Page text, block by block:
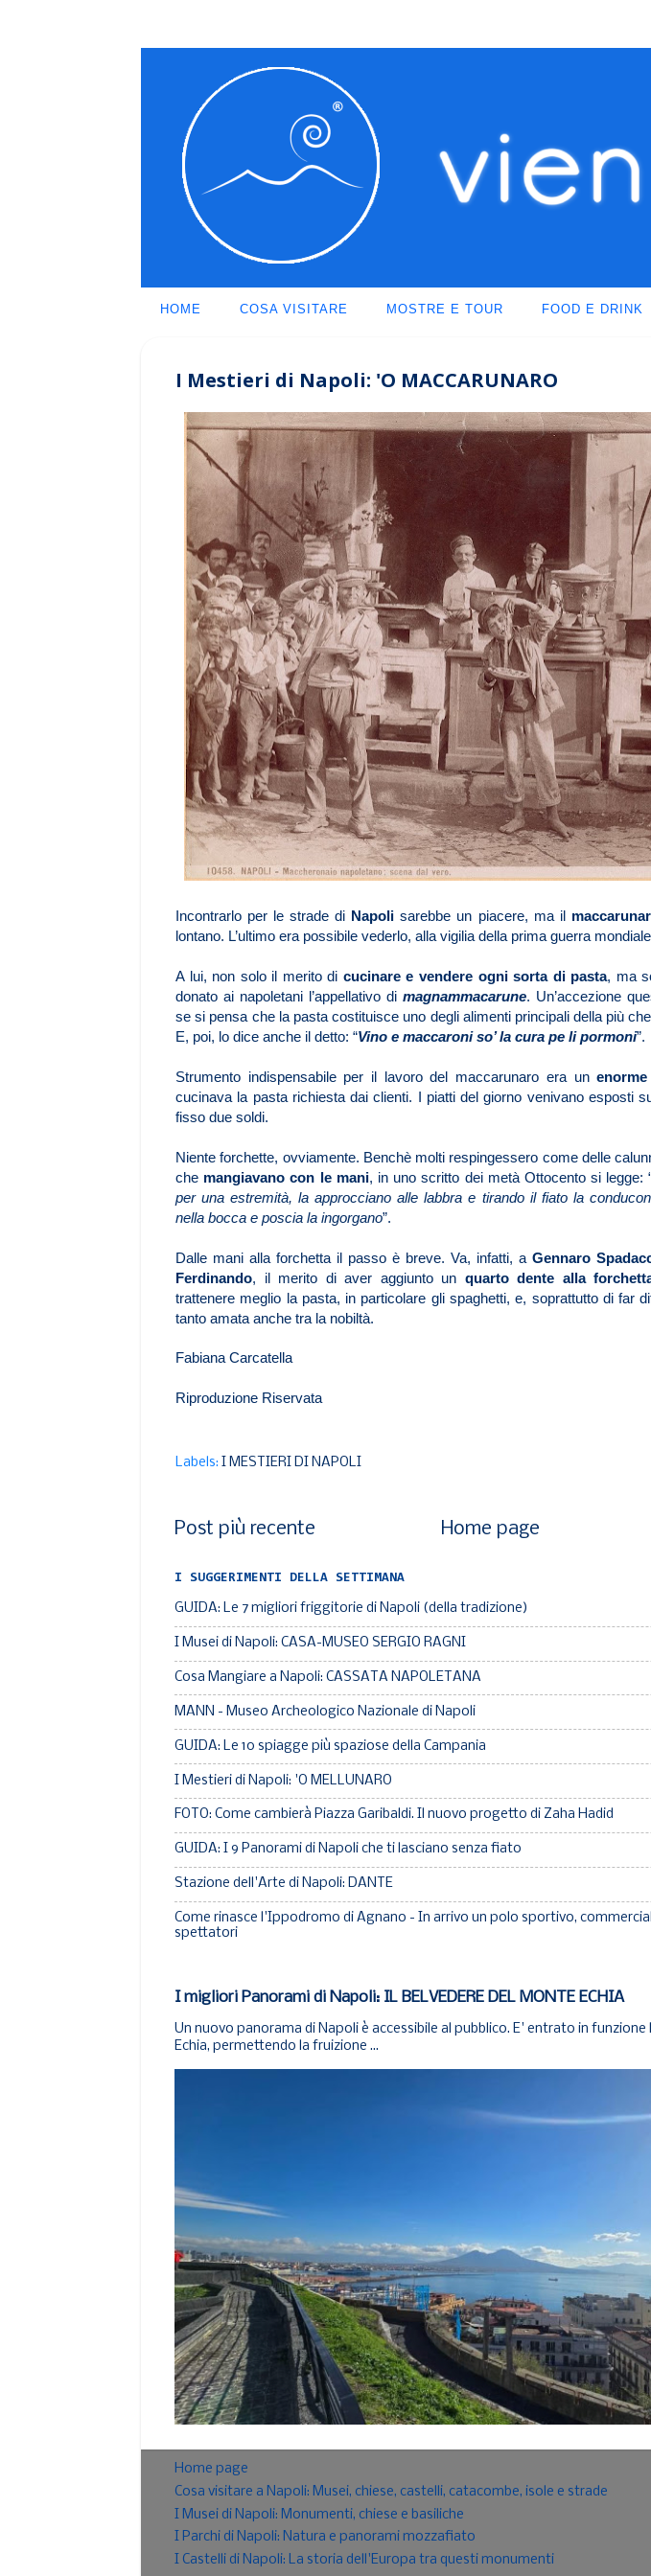
HOME COSA VISITARE MOSTRE E TOUR FOOD E DRINK
I Mestieri di Napoli: 'O MACCARUNARO
Incontrarlo per le strade di Napoli sarebbe un piacere, ma il
lontano. L’ultimo era possibile vederlo, alla vigilia della prima guerra
A lui, non solo il merito di cucinare e vendere ogni sorta di pasta, ma
donato ai napoletani l’appellativo di magnammacarune. Un’accezione
se si pensa che la pasta costituisce uno degli alimenti principali della più
E, poi, lo dice anche il detto: “Vino e maccaroni so’ la cura pe li pormoni”.
Strumento indispensabile per il lavoro del maccarunaro era un
cucinava la pasta richiesta dai clienti. I piatti del giorno venivano esposti
fisso due soldi.
Niente forchette, ovviamente. Benchè molti respingessero come delle
che mangiavano con le mani, in uno scritto dei metà Ottocento si legge:
per una estremità, la approcciano alle labbra e tirando il fiato la
nella bocca e poscia la ingorgano”.
Dalle mani alla forchetta il passo è breve. Va, infatti, a Gennaro
Ferdinando, il merito di aver aggiunto un quarto dente alla
trattenere meglio la pasta, in particolare gli spaghetti, e, soprattutto di far
tanto amata anche tra la nobiltà.
Fabiana Carcatella
Riproduzione Riservata
Labels: I MESTIERI DI NAPOLI
Post più recente Home page
I SUGGERIMENTI DELLA SETTIMANA
GUIDA: Le 7 migliori friggitorie di Napoli (della tradizione)
I Musei di Napoli: CASA-MUSEO SERGIO RAGNI
Cosa Mangiare a Napoli: CASSATA NAPOLETANA
MANN - Museo Archeologico Nazionale di Napoli
GUIDA: Le 10 spiagge più spaziose della Campania
I Mestieri di Napoli: 'O MELLUNARO
FOTO: Come cambierà Piazza Garibaldi. Il nuovo progetto di Zaha Hadid
GUIDA: I 9 Panorami di Napoli che ti lasciano senza fiato
Stazione dell'Arte di Napoli: DANTE
Come rinasce l'Ippodromo di Agnano - In arrivo un polo sportivo,
spettatori
I migliori Panorami di Napoli: IL BELVEDERE DEL MONTE ECHIA
Un nuovo panorama di Napoli è accessibile al pubblico. E' entrato in
Echia, permettendo la fruizione ...
Home page
Cosa visitare a Napoli: Musei, chiese, castelli, catacombe, isole e strade
I Musei di Napoli: Monumenti, chiese e basiliche
I Parchi di Napoli: Natura e panorami mozzafiato
I Castelli di Napoli: La storia dell'Europa tra questi monumenti